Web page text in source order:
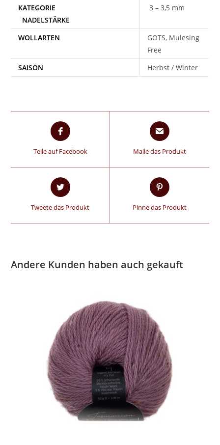
3 – 3,5 mm
WOLLARTEN
GOTS, Mulesing
Free
SAISON
Herbst / Winter
Teile auf Facebook Maile das Produkt
Tweete das Produkt Pinne das Produkt
Andere Kunden haben auch gekauft